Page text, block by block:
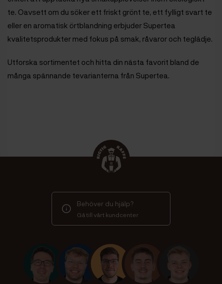
te. Oavsett om du söker ett friskt grönt te, ett fylligt svart te
eller en aromatisk örtblandning erbjuder Supertea
kvalitetsprodukter med fokus på smak, råvaror och teglädje.
Utforska sortimentet och hitta din nästa favorit bland de
många spännande tevarianterna från Supertea.
Behöver du hjälp?
Gå till vårt kundcenter